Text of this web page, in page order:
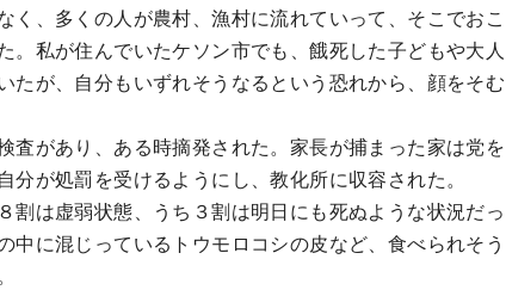
、多くの人が農村、漁村に流れていって、そこでおこ
私が住んでいたケソン市でも、餓死した子どもや大人
が、自分もいずれそうなるという恐れから、顔をそむ
査があり、ある時摘発された。家長が捕まった家は党を
が処罰を受けるようにし、教化所に収容された。
は虚弱状態、うち３割は明日にも死ぬような状況だっ
に混じっているトウモロコシの皮など、食べられそう